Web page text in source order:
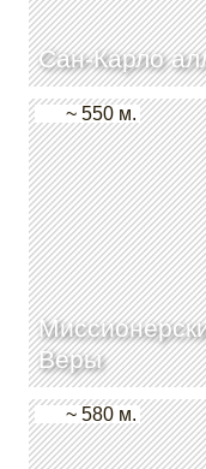
Сан-Карло
Веры
~ 550 м.
~ 580 м.